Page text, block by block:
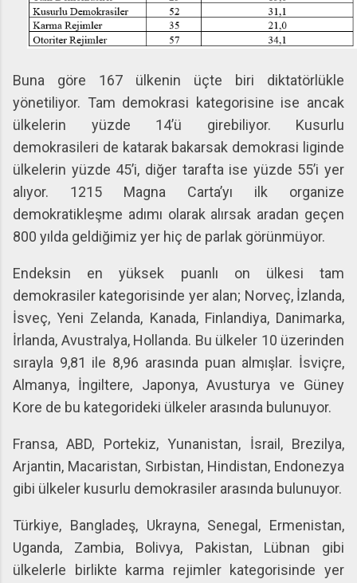
Buna göre 167 ülkenin üçte biri diktatörlükle
yönetiliyor. Tam demokrasi kategorisine ise ancak
ülkelerin yüzde 14’ü girebiliyor. Kusurlu
demokrasileri de katarak bakarsak demokrasi liginde
ülkelerin yüzde 45’i, diğer tarafta ise yüzde 55’i yer
alıyor. 1215 Magna Carta’yı ilk organize
demokratikleşme adımı olarak alırsak aradan geçen
800 yılda geldiğimiz yer hiç de parlak görünmüyor.
Endeksin en yüksek puanlı on ülkesi tam
demokrasiler kategorisinde yer alan; Norveç, İzlanda,
İsveç, Yeni Zelanda, Kanada, Finlandiya, Danimarka,
İrlanda, Avustralya, Hollanda. Bu ülkeler 10 üzerinden
sırayla 9,81 ile 8,96 arasında puan almışlar. İsviçre,
Almanya, İngiltere, Japonya, Avusturya ve Güney
Kore de bu kategorideki ülkeler arasında bulunuyor.
Fransa, ABD, Portekiz, Yunanistan, İsrail, Brezilya,
Arjantin, Macaristan, Sırbistan, Hindistan, Endonezya
gibi ülkeler kusurlu demokrasiler arasında bulunuyor.
Türkiye, Bangladeş, Ukrayna, Senegal, Ermenistan,
Uganda, Zambia, Bolivya, Pakistan, Lübnan gibi
ülkelerle birlikte karma rejimler kategorisinde yer